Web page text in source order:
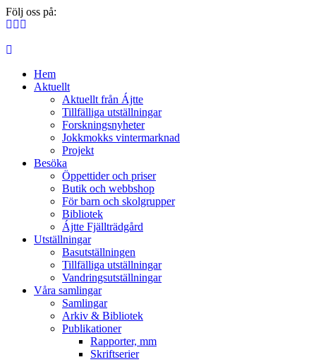
Följ oss på:
Hem
Aktuellt
Aktuellt från Ájtte
Tillfälliga utställningar
Forskningsnyheter
Jokkmokks vintermarknad
Projekt
Besöka
Öppettider och priser
Butik och webbshop
För barn och skolgrupper
Bibliotek
Ájtte Fjällträdgård
Utställningar
Basutställningen
Tillfälliga utställningar
Vandringsutställningar
Våra samlingar
Samlingar
Arkiv & Bibliotek
Publikationer
Rapporter, mm
Skriftserier